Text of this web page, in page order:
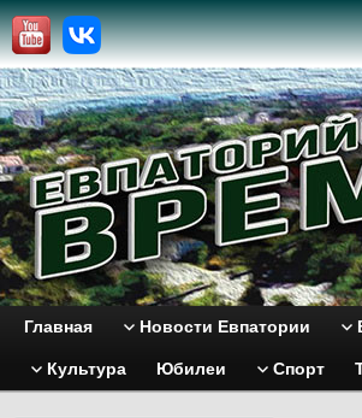
Главная Новости Евпатории
Культура Юбилеи Спорт